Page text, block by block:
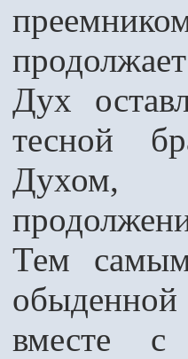
Дух
тесной
Духом,
Тем
вместе